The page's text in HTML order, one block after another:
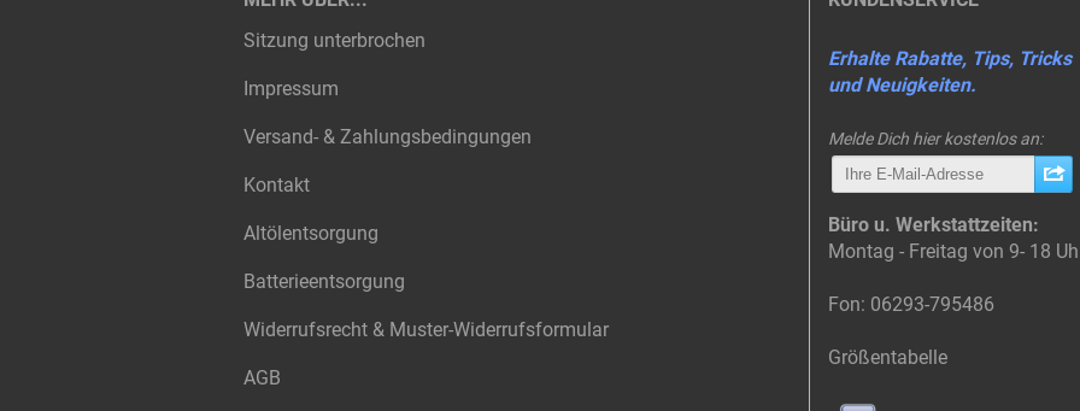
Sitzung unterbrochen
Impressum
Versand- & Zahlungsbedingungen
Kontakt
Altölentsorgung
Batterieentsorgung
Widerrufsrecht & Muster-Widerrufsformular
AGB
Erhalte Rabatte, Tips, Tricks
und Neuigkeiten.
Melde Dich hier kostenlos an:
Büro u. Werkstattzeiten:
Montag - Freitag von 9- 18
Fon: 06293-795486
Größentabelle